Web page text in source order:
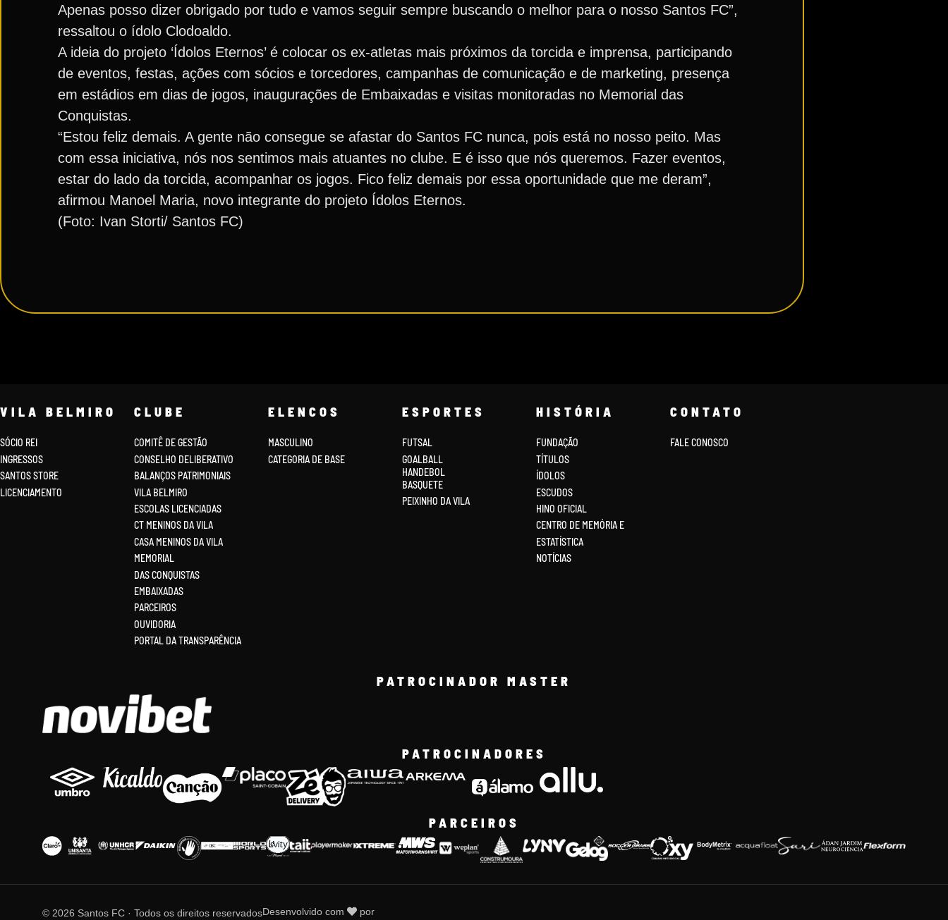
Apenas posso dizer obrigado por tudo e vamos seguir sempre buscando o melhor para o nosso Santos FC”,
ressaltou o ídolo Clodoaldo.
A ideia do projeto ‘Ídolos Eternos’ é colocar os ex-atletas mais próximos da torcida e imprensa, participando
de eventos, festas, ações com sócios e torcedores, campanhas de comunicação e de marketing, presença
em estádios em dias de jogos, inaugurações de Embaixadas e visitas monitoradas no Memorial das
Conquistas.
“Estou feliz demais. A gente não consegue se afastar do Santos FC nunca, pois está no nosso peito. Mas
com essa iniciativa, nós nos sentimos mais atuantes no clube. E é isso que nós queremos. Fazer eventos,
estar do lado da torcida, acompanhar os jogos. Fico feliz demais por essa oportunidade que me deram”,
afirmou Manoel Maria, novo integrante do projeto Ídolos Eternos.
(Foto: Ivan Storti/ Santos FC)
VILA BELMIRO
SÓCIO REI
INGRESSOS
SANTOS STORE
LICENCIAMENTO
CLUBE
COMITÊ DE GESTÃO
CONSELHO DELIBERATIVO
BALANÇOS PATRIMONIAIS
VILA BELMIRO
ESCOLAS LICENCIADAS
CT MENINOS DA VILA
CASA MENINOS DA VILA
MEMORIAL
DAS CONQUISTAS
EMBAIXADAS
PARCEIROS
OUVIDORIA
PORTAL DA TRANSPARÊNCIA
ELENCOS
MASCULINO
CATEGORIA DE BASE
ESPORTES
FUTSAL
GOALBALL
HANDEBOL
BASQUETE
PEIXINHO DA VILA
HISTÓRIA
FUNDAÇÃO
TÍTULOS
ÍDOLOS
ESCUDOS
HINO OFICIAL
CENTRO DE MEMÓRIA E
ESTATÍSTICA
NOTÍCIAS
CONTATO
FALE CONOSCO
PATROCINADOR MASTER
PATROCINADORES
PARCEIROS
© 2026 Santos FC · Todos os direitos reservadosDesenvolvido com por